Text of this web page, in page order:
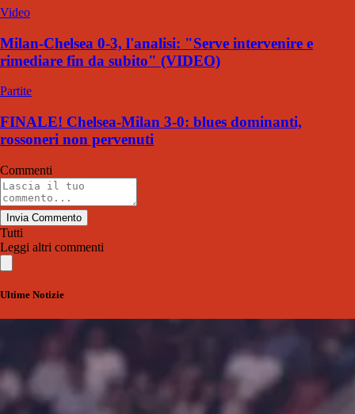
Video
Milan-Chelsea 0-3, l'analisi: "Serve intervenire e
rimediare fin da subito" (VIDEO)
Partite
FINALE! Chelsea-Milan 3-0: blues dominanti,
rossoneri non pervenuti
Commenti
Invia Commento
Tutti
Leggi altri commenti
Ultime Notizie